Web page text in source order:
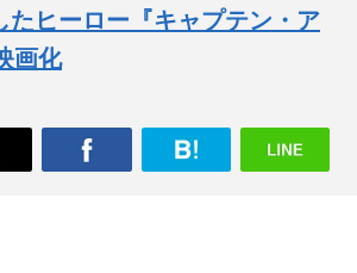
たヒーロー『キャプテン・ア
画化